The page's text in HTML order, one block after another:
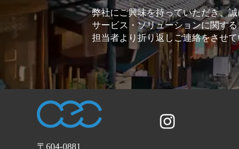
弊社にご興味を持っていただき、
サービス・ソリューションに関す
担当者より折り返しご連絡をさせ
〒604-0881